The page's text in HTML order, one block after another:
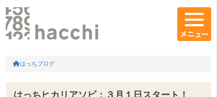
コンテンツエリア
メインコンテンツ
HOME
はっちブログ